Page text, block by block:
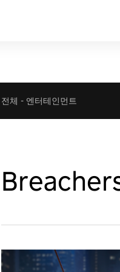
전체 - 엔터테인먼트